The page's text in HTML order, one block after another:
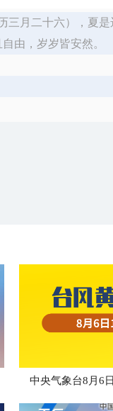
三月二十六），夏
由，岁岁皆安然。